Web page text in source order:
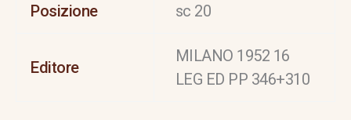
Posizione sc 20
Editore
MILANO 1952 16
LEG ED PP 346+310